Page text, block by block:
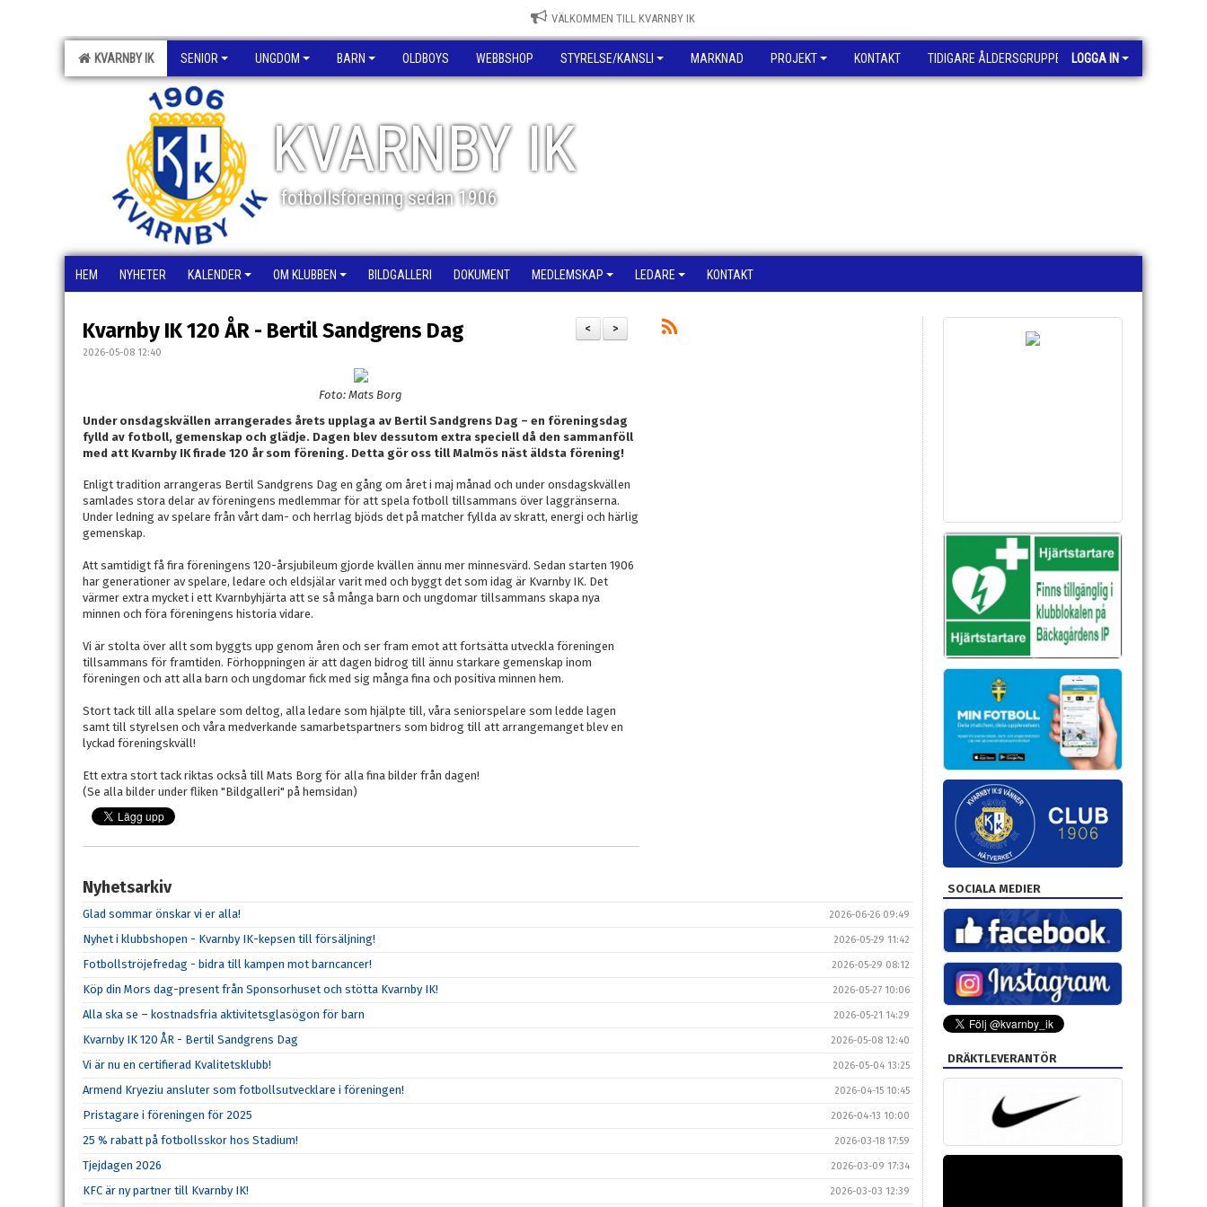
VÄLKOMMEN TILL KVARNBY IK
KVARNBY IK SENIOR UNGDOM BARN OLDBOYS WEBBSHOP STYRELSE/KANSLI MARKNAD PROJEKT KONTAKT TIDIGARE ÅLDERSGRUPPER LOGGA IN
KVARNBY IK
fotbollsförening sedan 1906
HEM NYHETER KALENDER OM KLUBBEN BILDGALLERI DOKUMENT MEDLEMSKAP LEDARE KONTAKT
>
<
Kvarnby IK 120 ÅR - Bertil Sandgrens Dag
2026-05-08 12:40
Foto: Mats Borg
Under onsdagskvällen arrangerades årets upplaga av Bertil Sandgrens Dag – en föreningsdag
fylld av fotboll, gemenskap och glädje. Dagen blev dessutom extra speciell då den sammanföll
med att Kvarnby IK firade 120 år som förening. Detta gör oss till Malmös näst äldsta förening!
Enligt tradition arrangeras Bertil Sandgrens Dag en gång om året i maj månad och under onsdagskvällen
samlades stora delar av föreningens medlemmar för att spela fotboll tillsammans över laggränserna.
Under ledning av spelare från vårt dam- och herrlag bjöds det på matcher fyllda av skratt, energi och härlig
gemenskap.
Att samtidigt få fira föreningens 120-årsjubileum gjorde kvällen ännu mer minnesvärd. Sedan starten 1906
har generationer av spelare, ledare och eldsjälar varit med och byggt det som idag är Kvarnby IK. Det
värmer extra mycket i ett Kvarnbyhjärta att se så många barn och ungdomar tillsammans skapa nya
minnen och föra föreningens historia vidare.
Vi är stolta över allt som byggts upp genom åren och ser fram emot att fortsätta utveckla föreningen
tillsammans för framtiden. Förhoppningen är att dagen bidrog till ännu starkare gemenskap inom
föreningen och att alla barn och ungdomar fick med sig många fina och positiva minnen hem.
Stort tack till alla spelare som deltog, alla ledare som hjälpte till, våra seniorspelare som ledde lagen
samt till styrelsen och våra medverkande samarbetspartners som bidrog till att arrangemanget blev en
lyckad föreningskväll!
Ett extra stort tack riktas också till Mats Borg för alla fina bilder från dagen!
(Se alla bilder under fliken "Bildgalleri" på hemsidan)
Nyhetsarkiv
Glad sommar önskar vi er alla! 2026-06-26 09:49
Nyhet i klubbshopen - Kvarnby IK-kepsen till försäljning! 2026-05-29 11:42
Fotbollströjefredag - bidra till kampen mot barncancer! 2026-05-29 08:12
Köp din Mors dag-present från Sponsorhuset och stötta Kvarnby IK! 2026-05-27 10:06
Alla ska se – kostnadsfria aktivitetsglasögon för barn 2026-05-21 14:29
Kvarnby IK 120 ÅR - Bertil Sandgrens Dag 2026-05-08 12:40
Vi är nu en certifierad Kvalitetsklubb! 2026-05-04 13:25
Armend Kryeziu ansluter som fotbollsutvecklare i föreningen! 2026-04-15 10:45
Pristagare i föreningen för 2025 2026-04-13 10:00
25 % rabatt på fotbollsskor hos Stadium! 2026-03-18 17:59
Tjejdagen 2026 2026-03-09 17:34
KFC är ny partner till Kvarnby IK! 2026-03-03 12:39
SOCIALA MEDIER
DRÄKTLEVERANTÖR